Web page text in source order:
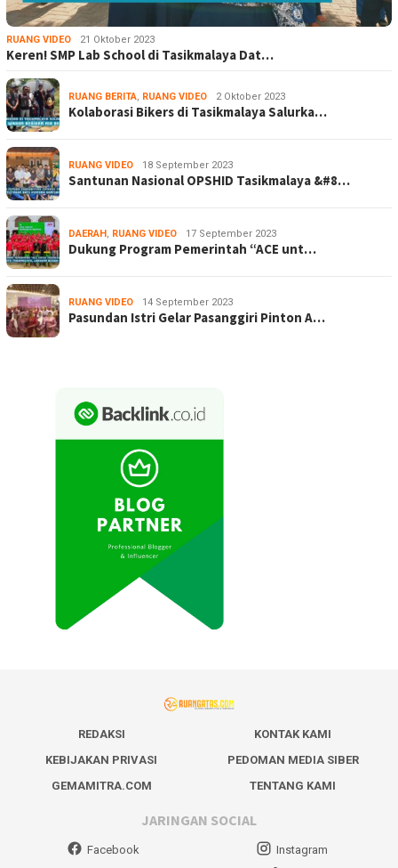
RUANG VIDEO 21 Oktober 2023
Keren! SMP Lab School di Tasikmalaya Dat…
RUANG BERITA, RUANG VIDEO 2 Oktober 2023
Kolaborasi Bikers di Tasikmalaya Salurka…
RUANG VIDEO 18 September 2023
Santunan Nasional OPSHID Tasikmalaya &#8…
DAERAH , RUANG VIDEO 17 September 2023
Dukung Program Pemerintah “ACE unt…
RUANG VIDEO 14 September 2023
Pasundan Istri Gelar Pasanggiri Pinton A…
REDAKSI
KONTAK KAMI
KEBIJAKAN PRIVASI
PEDOMAN MEDIA SIBER
GEMAMITRA.COM
TENTANG KAMI
JARINGAN SOCIAL
Facebook Instagram